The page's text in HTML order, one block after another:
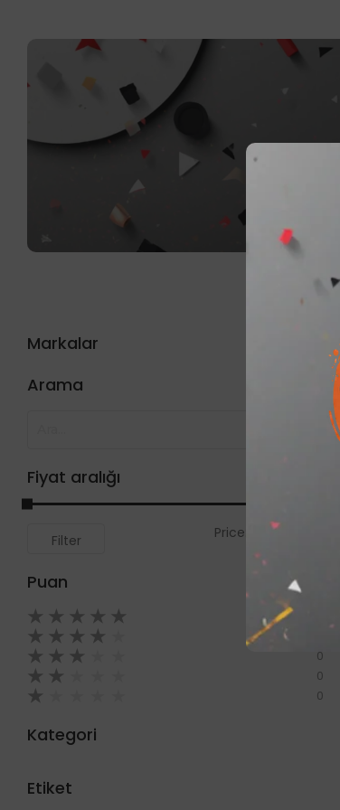
Markalar
Arama
Fiyat aralığı
Filter Price: —
Puan
★ ★ ★ ★ ★
★ ★ ★ ★
★ ★ ★ 0
★ ★ 0
★ 0
Kategori
Etiket